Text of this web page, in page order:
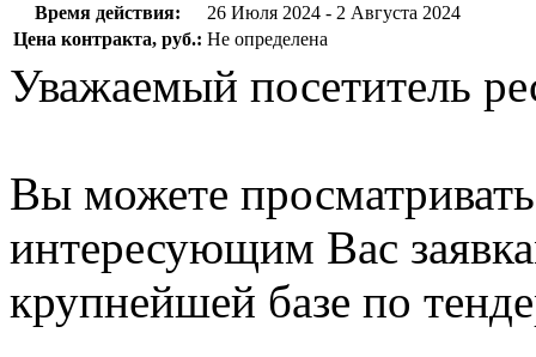
Время действия:
26 Июля 2024 - 2 Августа 2024
Цена контракта, руб.: Не определена
Уважаемый посетитель
Вы можете
интересующим Вас
крупнейшей базе по